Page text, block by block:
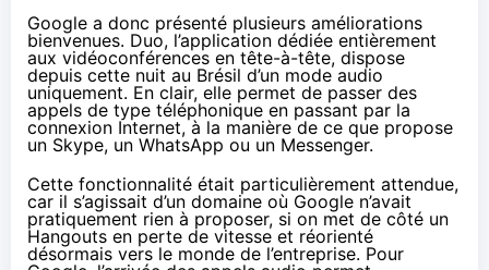
Google a donc présenté plusieurs améliorations
bienvenues. Duo, l’application dédiée entièrement
aux vidéoconférences en tête-à-tête, dispose
depuis cette nuit au Brésil d’un mode audio
uniquement. En clair, elle permet de passer des
appels de type téléphonique en passant par la
connexion Internet, à la manière de ce que propose
un Skype, un WhatsApp ou un Messenger.
Cette fonctionnalité était particulièrement attendue,
car il s’agissait d’un domaine où Google n’avait
pratiquement rien à proposer, si on met de côté un
Hangouts en perte de vitesse et réorienté
désormais vers le monde de l’entreprise. Pour